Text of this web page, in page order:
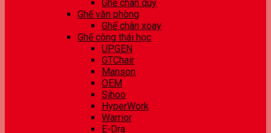
Ghế chân quỳ
Ghế văn phòng
Ghế chân xoay
Ghế công thái học
UPGEN
GTChair
Manson
OEM
Sihoo
HyperWork
Warrior
E-Dra